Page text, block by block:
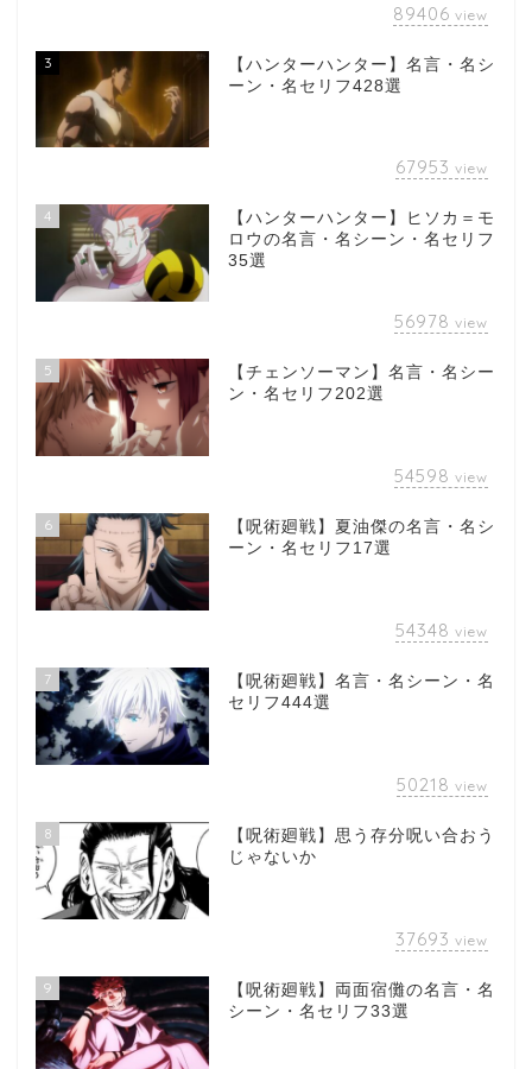
89406 view
3
【ハンターハンター】名言・名シ
ーン・名セリフ428選
67953 view
4
【ハンターハンター】ヒソカ＝モ
ロウの名言・名シーン・名セリフ
35選
56978 view
5
【チェンソーマン】名言・名シー
ン・名セリフ202選
54598 view
6
【呪術廻戦】夏油傑の名言・名シ
ーン・名セリフ17選
54348 view
7
【呪術廻戦】名言・名シーン・名
セリフ444選
50218 view
8
【呪術廻戦】思う存分呪い合おう
じゃないか
37693 view
9
【呪術廻戦】両面宿儺の名言・名
シーン・名セリフ33選